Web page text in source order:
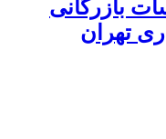
بازرگانی
تهران